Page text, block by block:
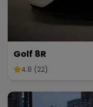
Golf 8R
4.8 (22)